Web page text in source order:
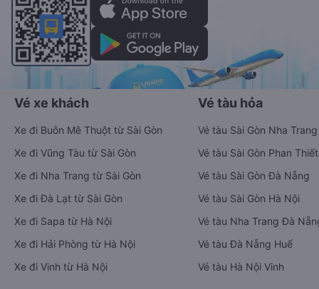
Vé xe khách
Xe đi Buôn Mê Thuột từ Sài Gòn
Xe đi Vũng Tàu từ Sài Gòn
Xe đi Nha Trang từ Sài Gòn
Xe đi Đà Lạt từ Sài Gòn
Xe đi Sapa từ Hà Nội
Xe đi Hải Phòng từ Hà Nội
Xe đi Vinh từ Hà Nội
Vé tàu hỏa
Vé tàu Sài Gòn Nha Trang
Vé tàu Sài Gòn Phan Thiết
Vé tàu Sài Gòn Đà Nẵng
Vé tàu Sài Gòn Hà Nội
Vé tàu Nha Trang Đà
Vé tàu Đà Nẵng Huế
Vé tàu Hà Nội Vinh